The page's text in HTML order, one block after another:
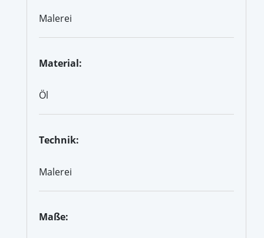
Malerei
Material:
Öl
Technik:
Malerei
Maße: